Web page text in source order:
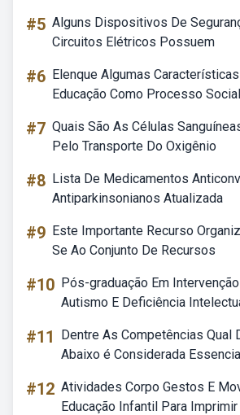
#5 Alguns Dispositivos De
Circuitos Elétricos Possuem
#6 Elenque Algumas
Educação Como Processo Social
#7 Quais São As Células
Pelo Transporte Do Oxigênio
#8 Lista De Medicamentos
Antiparkinsonianos Atualizada
#9 Este Importante Recurso
Se Ao Conjunto De Recursos
#10 Pós-graduação Em
Autismo E Deficiência
#11
Dentre As Competências Qual
Abaixo é Considerada
#12 Atividades Corpo Gestos E
Educação Infantil Para Imprimir